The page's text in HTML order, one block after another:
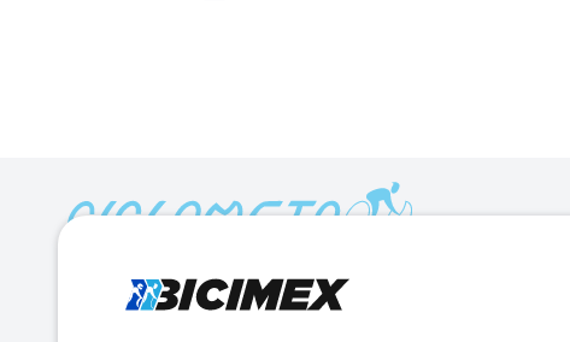
Calle Lago Müritz No. 30 Col. Mariano Escobedo,